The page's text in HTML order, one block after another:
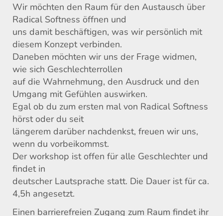
Wir möchten den Raum für den Austausch über
Radical Softness öffnen und
uns damit beschäftigen, was wir persönlich mit
diesem Konzept verbinden.
Daneben möchten wir uns der Frage widmen,
wie sich Geschlechterrollen
auf die Wahrnehmung, den Ausdruck und den
Umgang mit Gefühlen auswirken.
Egal ob du zum ersten mal von Radical Softness
hörst oder du seit
längerem darüber nachdenkst, freuen wir uns,
wenn du vorbeikommst.
Der workshop ist offen für alle Geschlechter und
findet in
deutscher Lautsprache statt. Die Dauer ist für ca.
4,5h angesetzt.
Einen barrierefreien Zugang zum Raum findet ihr